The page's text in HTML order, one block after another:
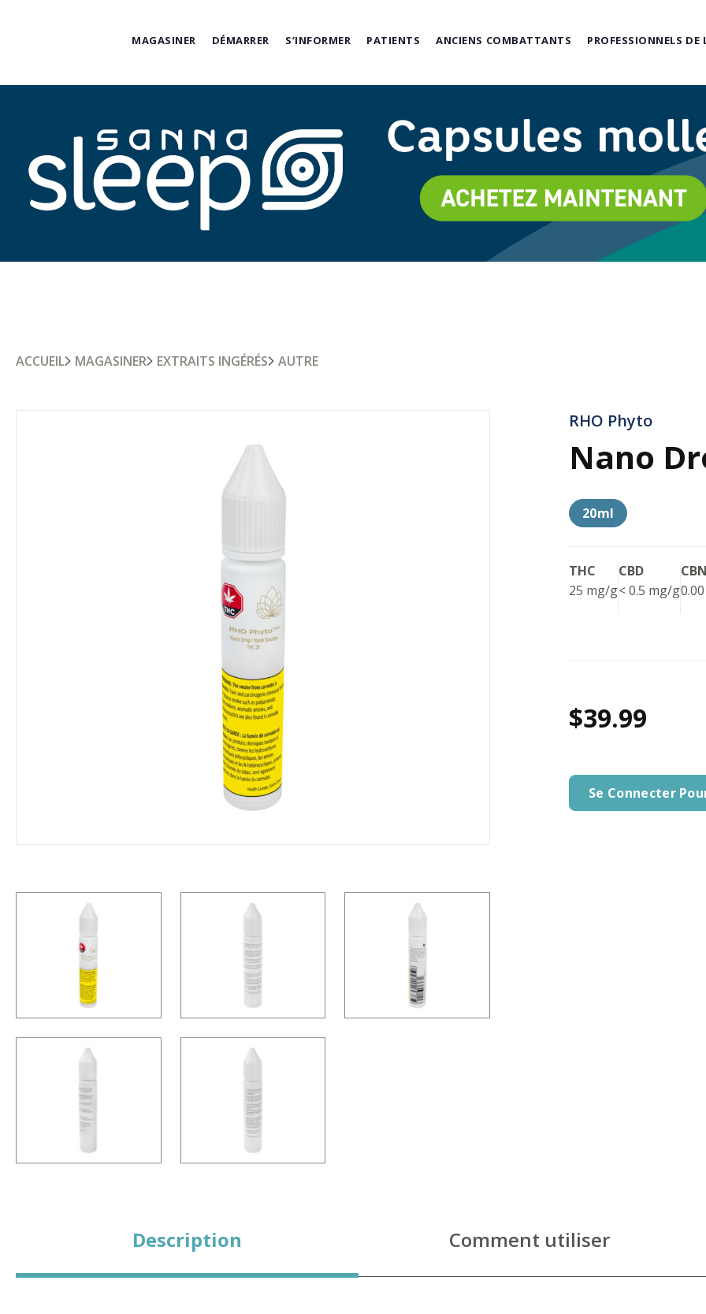
MAGASINER DÉMARRER S’INFORMER PATIENTS ANCIENS COMBATTANTS
PROFESSIONNELS DE
ACCUEIL MAGASINER EXTRAITS INGÉRÉS AUTRE
RHO Phyto
Nano
20ml
THC
25 mg/g
CBD
< 0.5 mg/g
CBN
0.00
$39.99
Se Connecter
Description Comment utiliser